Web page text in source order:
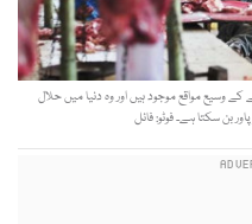
وسیع مواقع موجود ہیں اور وہ دنیا میں حلال
بن سکتا ہے۔ فوٹو: فائل